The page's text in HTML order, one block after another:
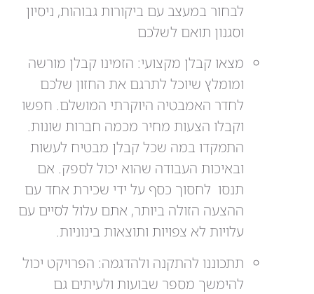
לבחור במעצב עם ביקורות גבוהות, ניסיון
וסגנון תואם לשלכם
מצאו קבלן מקצועי: הזמינו קבלן מורשה
ומומלץ שיוכל לתרגם את החזון שלכם
לחדר האמבטיה היוקרתי המושלם. חפשו
וקבלו הצעות מחיר מכמה חברות שונות.
התמקדו במה שכל קבלן מבטיח לעשות
ובאיכות העבודה שהוא יכול לספק. אם
תנסו לחסוך כסף על ידי שכירת אחד עם
ההצעה הזולה ביותר, אתם עלול לסיים עם
עלויות לא צפויות ותוצאות בינוניות.
תתכוננו להתקנה ולהדגמה: הפרויקט יכול
להימשך מספר שבועות ולעיתים גם